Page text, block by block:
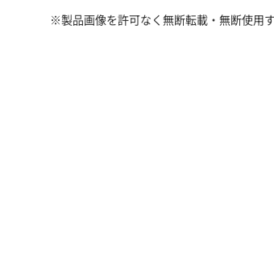
※製品画像を許可なく無断転載・無断使用